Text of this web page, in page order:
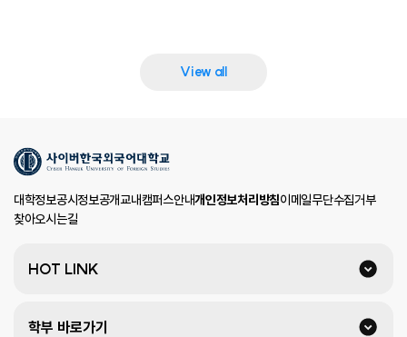
View all
대학정보공시정보공개교내캠퍼스안내개인정보처리방침이메일무단수집거부
찾아오시는길
HOT LINK
학부 바로가기